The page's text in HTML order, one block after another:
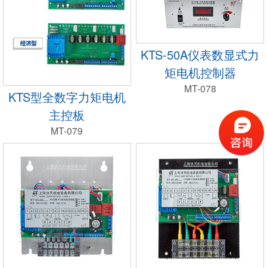
KTS型全数字力矩电机
主控板
MT-079
KTS-50A仪表数显式力
矩电机控制器
MT-078